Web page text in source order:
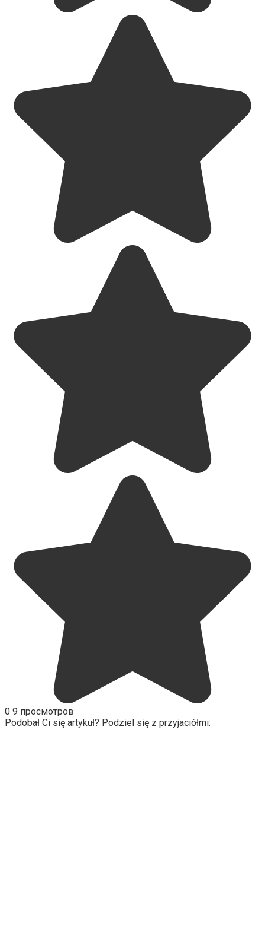
0 9 просмотров
Podobał Ci się artykuł? Podziel się z przyjaciółmi: